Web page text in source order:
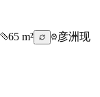
65 m² 彦洲现